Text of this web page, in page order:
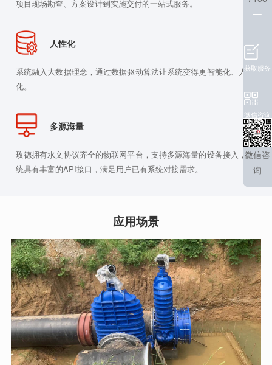
项目现场勘查、方案设计到实施交付的一站式服务。
人性化
系统融入大数据理念，通过数据驱动算法让系统变得更智能化、人性
化。
多源海量
玫德拥有水文协议齐全的物联网平台，支持多源海量的设备接入，系
统具有丰富的API接口，满足用户已有系统对接需求。
应用场景
获取服务
微信咨询
微信咨
询